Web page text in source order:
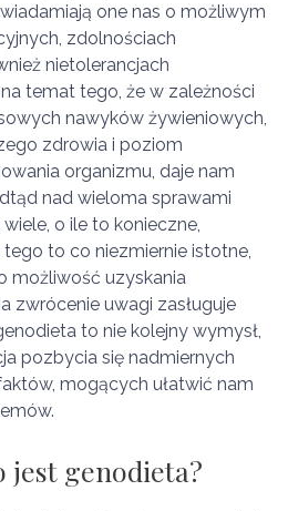
one nas o możliwym
zdolnościach
nietolerancjach
temat tego, że w zależności
nawyków żywieniowych,
zdrowia i poziom
organizmu, daje nam
nad wieloma sprawami
o ile to konieczne,
to co niezmiernie istotne,
możliwość uzyskania
zwrócenie uwagi zasługuje
to nie kolejny wymysł,
pozbycia się nadmiernych
mogących ułatwić nam
jest genodieta?